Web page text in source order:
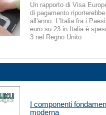
Un rapporto di Visa
di pagamento
all'anno. L’Italia fra i
euro su 23 in Italia è
3 nel Regno Unito
I componenti
moderna